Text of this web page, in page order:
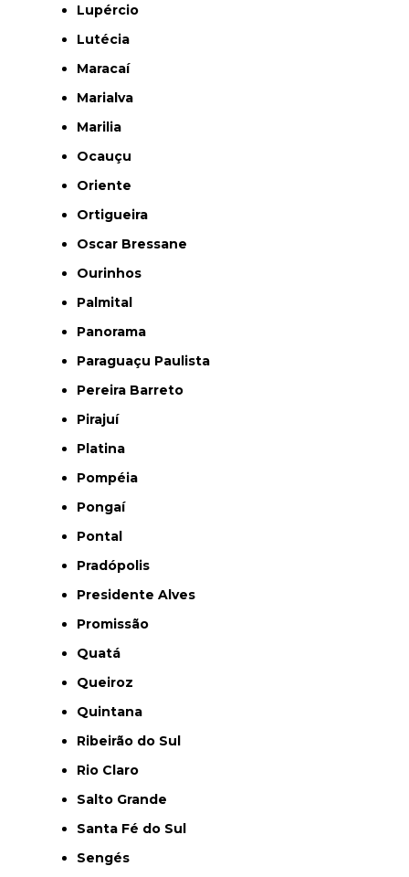
Lupércio
Lutécia
Maracaí
Marialva
Marilia
Ocauçu
Oriente
Ortigueira
Oscar Bressane
Ourinhos
Palmital
Panorama
Paraguaçu Paulista
Pereira Barreto
Pirajuí
Platina
Pompéia
Pongaí
Pontal
Pradópolis
Presidente Alves
Promissão
Quatá
Queiroz
Quintana
Ribeirão do Sul
Rio Claro
Salto Grande
Santa Fé do Sul
Sengés